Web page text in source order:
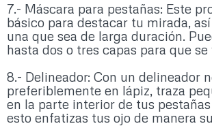
7.- Máscara para pestañas: Este
básico para destacar tu mirada,
una que sea de larga duración.
hasta dos o tres capas para que
8.- Delineador: Con un delineador
preferiblemente en lápiz, traza
en la parte interior de tus
esto enfatizas tus ojo de manera